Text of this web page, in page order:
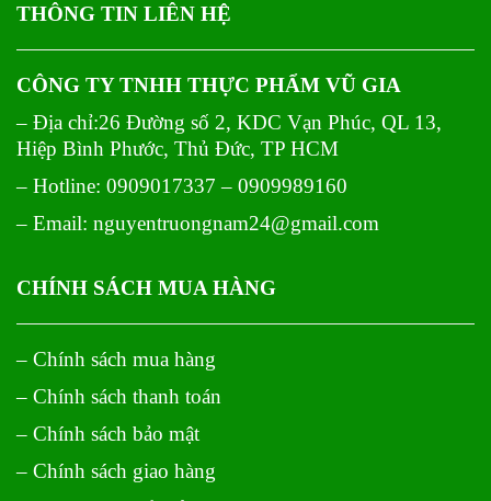
THÔNG TIN LIÊN HỆ
CÔNG TY TNHH THỰC PHẨM VŨ GIA
– Địa chỉ:26 Đường số 2, KDC Vạn Phúc, QL 13,
Hiệp Bình Phước, Thủ Đức, TP HCM
– Hotline: 0909017337 – 0909989160
– Email: nguyentruongnam24@gmail.com
CHÍNH SÁCH MUA HÀNG
– Chính sách mua hàng
– Chính sách thanh toán
– Chính sách bảo mật
– Chính sách giao hàng